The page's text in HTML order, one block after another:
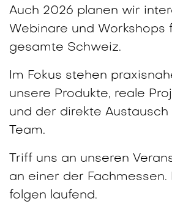
Auch 2026 planen wir
Webinare und Workshops
gesamte Schweiz.
Im Fokus stehen
unsere Produkte, reale
und der direkte Austausch
Team.
Triff uns an unseren
an einer der Fachmessen.
folgen laufend.